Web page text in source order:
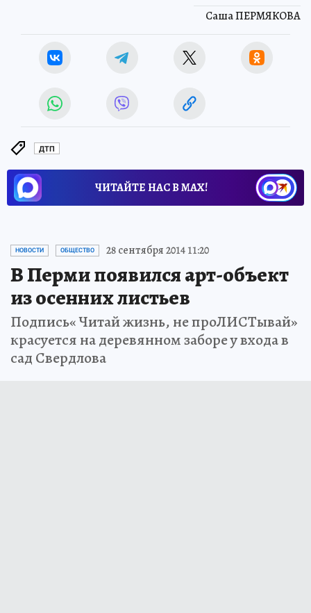
Саша ПЕРМЯКОВА
ДТП
ЧИТАЙТЕ НАС В МАХ!
НОВОСТИ ОБЩЕСТВО 28 сентября 2014 11:20
В Перми появился арт-объект
из осенних листьев
Подпись« Читай жизнь, не проЛИСТывай»
красуется на деревянном заборе у входа в
сад Свердлова